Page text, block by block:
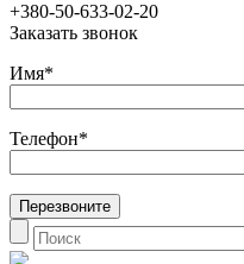
+380-50-633-02-20
Заказать звонок
Имя*
Телефон*